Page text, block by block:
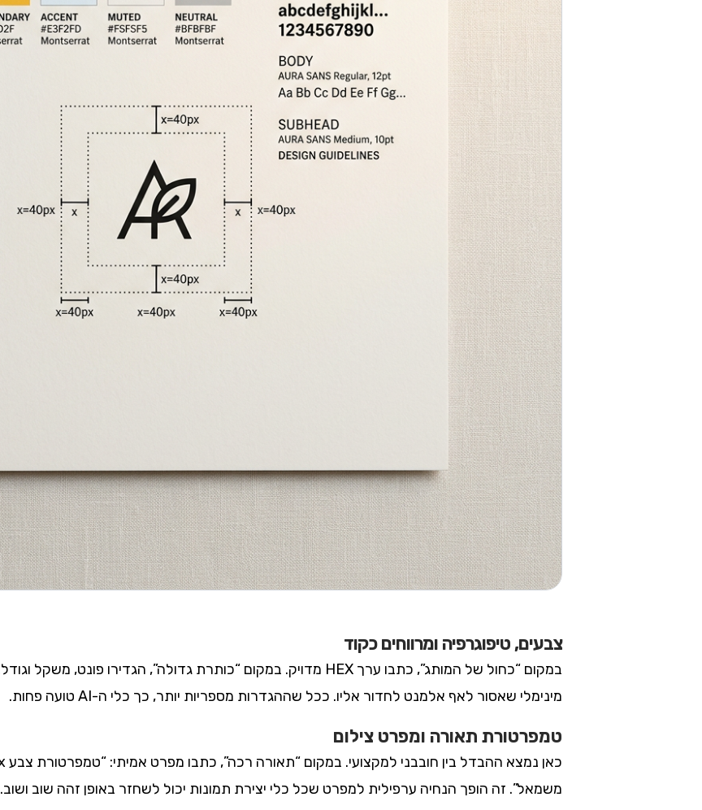
צבעים, טיפוגרפיה ומרווחים כקוד
מינימלי שאסור לאף אלמנט לחדור אליו. ככל שההגדרות מספריות יותר, כך כלי ה-AI טועה פחות.
טמפרטורת תאורה ומפרט צילום
משמאל”. זה הופך הנחיה ערפילית למפרט שכל כלי יצירת תמונות יכול לשחזר באופן זהה שוב ושוב.